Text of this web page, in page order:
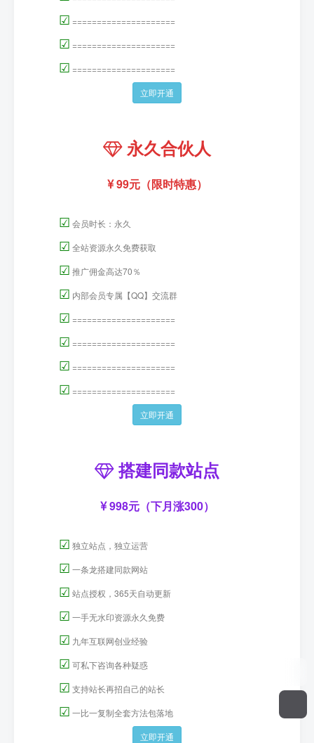
☑ =====================
☑ =====================
☑ =====================
立即开通
永久合伙人
99元（限时特惠）
☑ 会员时长：永久
☑ 全站资源永久免费获取
☑ 推广佣金高达70％
☑ 内部会员专属【QQ】交流群
☑ =====================
☑ =====================
☑ =====================
☑ =====================
立即开通
搭建同款站点
998元（下月涨300）
☑ 独立站点，独立运营
☑ 一条龙搭建同款网站
☑ 站点授权，365天自动更新
☑ 一手无水印资源永久免费
☑ 九年互联网创业经验
☑ 可私下咨询各种疑惑
☑ 支持站长再招自己的站长
☑ 一比一复制全套方法包落地
立即开通